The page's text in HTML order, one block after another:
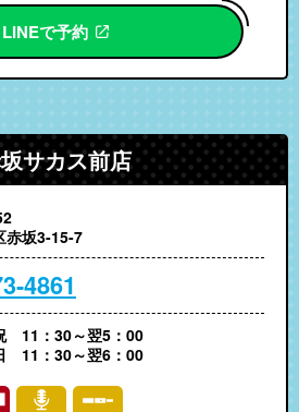
LINEで予約
サカス前店
赤坂3-15-7
4861
11：30～翌5：00
11：30～翌6：00